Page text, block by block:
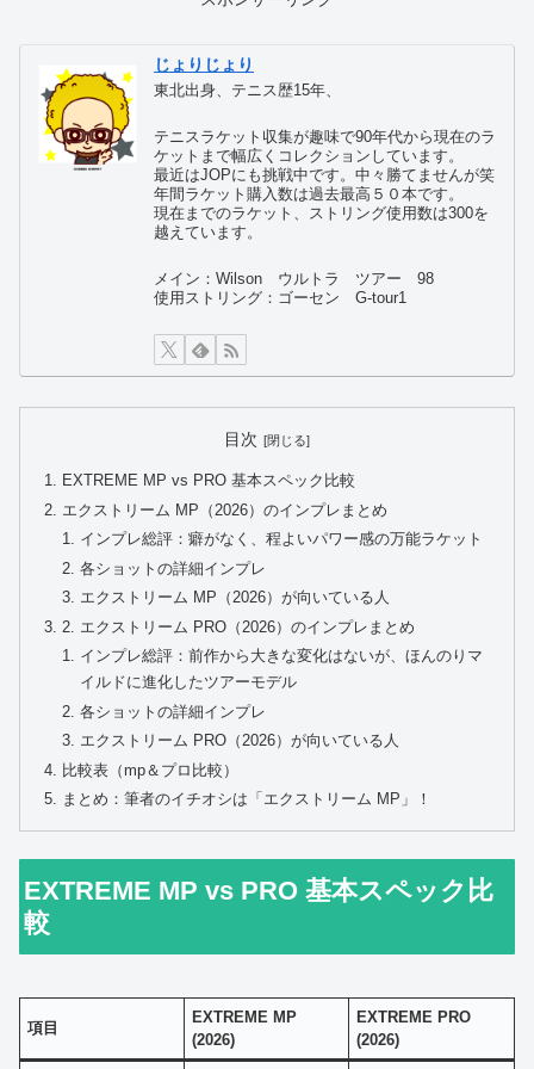
じょりじょり
東北出身、テニス歴15年、
テニスラケット収集が趣味で90年代から現在のラ
ケットまで幅広くコレクションしています。
最近はJOPにも挑戦中です。中々勝てませんが笑
年間ラケット購入数は過去最高５０本です。
現在までのラケット、ストリング使用数は300を
越えています。
メイン：Wilson ウルトラ ツアー 98
使用ストリング：ゴーセン G-tour1
目次
EXTREME MP vs PRO 基本スペック比較
エクストリーム MP（2026）のインプレまとめ
インプレ総評：癖がなく、程よいパワー感の万能ラケット
各ショットの詳細インプレ
エクストリーム MP（2026）が向いている人
2. エクストリーム PRO（2026）のインプレまとめ
インプレ総評：前作から大きな変化はないが、ほんのりマ
イルドに進化したツアーモデル
各ショットの詳細インプレ
エクストリーム PRO（2026）が向いている人
比較表（mp＆プロ比較）
まとめ：筆者のイチオシは「エクストリーム MP」！
EXTREME MP vs PRO 基本スペック比
較
項目
EXTREME MP
(2026)
EXTREME PRO
(2026)